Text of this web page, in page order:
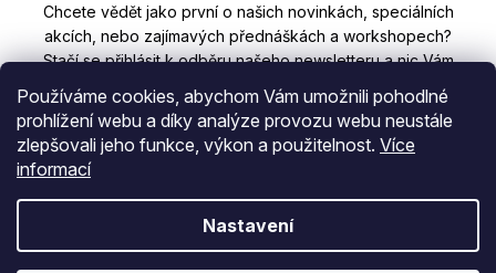
Používáme cookies, abychom Vám umožnili pohodlné
prohlížení webu a díky analýze provozu webu neustále
zlepšovali jeho funkce, výkon a použitelnost. Více
informací
Nastavení
a
Nezmeškejte žádné novinky či slevy!
E-mail
Vložením e-mailu souhlasíte s
podmínkami ochrany osobních údajů